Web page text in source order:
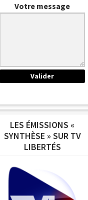
Votre message
LES ÉMISSIONS «
SYNTHÈSE » SUR TV
LIBERTÉS